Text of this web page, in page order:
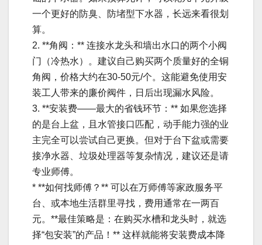
一个更好的防臭、防堵型下水器，长远来看很划
算。
2. **角阀：** 连接水龙头和墙出水口的两个小阀
门（冷热水）。建议自己购买两个质量好的全铜
角阀，价格大约在30-50元/个。这能避免使用安
装工人带来的廉价阀件，日后出现漏水风险。
3. **安装费——最大的省钱环节：** 如果您选择
的是台上盆，且水管接口匹配，动手能力强的业
主完全可以尝试自己更换。但对于台下盆或需要
接净水器、垃圾处理器等复杂情况，建议还是请
专业师傅。
* **如何找师傅？** 可以在万师傅等家政服务平
台、或本地生活群里寻找，费用通常在一两百
元。**最佳策略是：在购买水槽和龙头时，就选
择“包安装”的产品！** 这样就能将安装费成本降